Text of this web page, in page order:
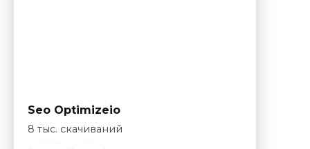
Seo Optimizeio
8 тыс. скачиваний